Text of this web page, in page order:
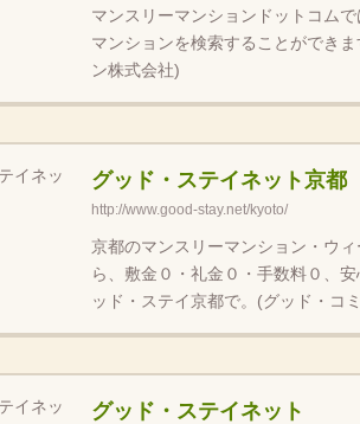
マンスリーマンションドットコム
マンションを検索することができ
ン株式会社)
グッド・ステイネット京都
http://www.good-stay.net/kyoto/
京都のマンスリーマンション・ウ
ら、敷金０・礼金０・手数料０、
ッド・ステイ京都で。(グッド・コ
グッド・ステイネット